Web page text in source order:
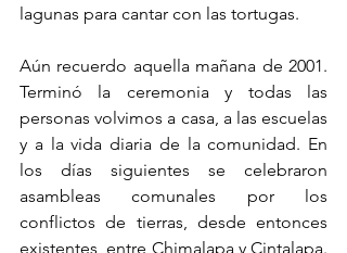
lagunas para cantar con las tortugas.
Aún recuerdo aquella mañana de 2001.
Terminó la ceremonia y todas las
personas volvimos a casa, a las escuelas
y a la vida diaria de la comunidad. En
los días siguientes se celebraron
asambleas comunales por los
conflictos de tierras, desde entonces
existentes, entre Chimalapa y Cintalapa.